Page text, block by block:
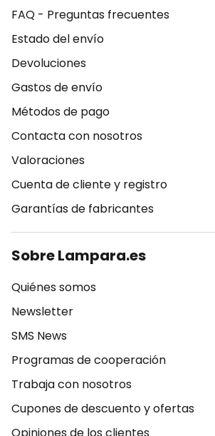
FAQ - Preguntas frecuentes
Estado del envío
Devoluciones
Gastos de envío
Métodos de pago
Contacta con nosotros
Valoraciones
Cuenta de cliente y registro
Garantías de fabricantes
Sobre Lampara.es
Quiénes somos
Newsletter
SMS News
Programas de cooperación
Trabaja con nosotros
Cupones de descuento y ofertas